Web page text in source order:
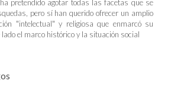
pretendido agotar todas las facetas que se
pero sí han querido ofrecer un amplio
"intelectual" y religiosa que enmarcó su
el marco histórico y la situación social